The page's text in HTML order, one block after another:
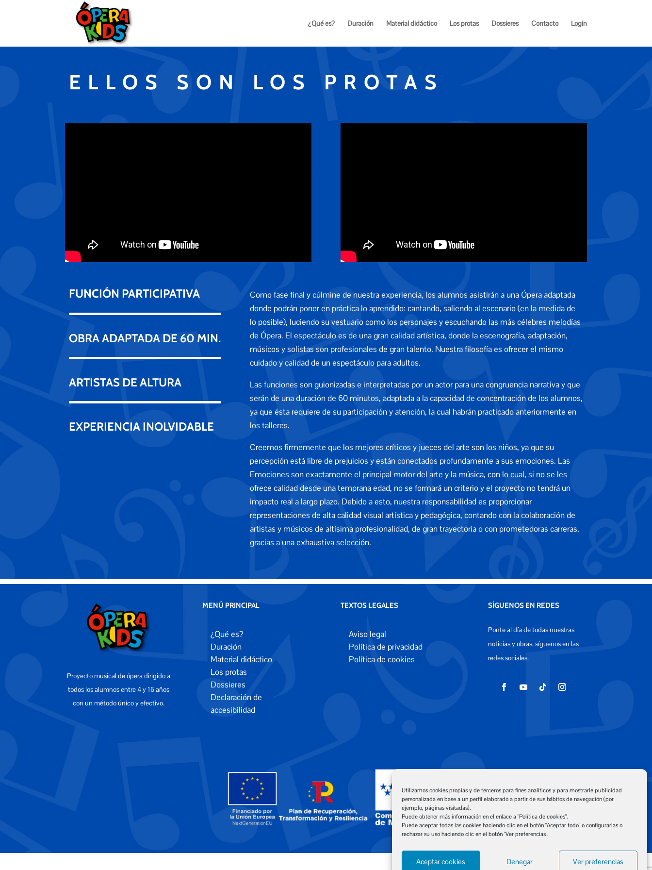
Utilizamos cookies propias y de terceros para fines analíticos y para mostrarle publicidad
personalizada en base a un perfil elaborado a partir de sus hábitos de navegación (por
ejemplo, páginas visitadas).
Puede obtener más información en el enlace a "Política de cookies".
Puede aceptar todas las cookies haciendo clic en el botón "Aceptar todo" o configurarlas o
rechazar su uso haciendo clic en el botón "Ver preferencias".
Aceptar cookies Denegar Ver preferencias
¿Qué es? Duración Material didáctico Los protas Dossieres Contacto Login
ELLOS SON LOS PROTAS
FUNCIÓN PARTICIPATIVA
OBRA ADAPTADA DE 60 MIN.
ARTISTAS DE ALTURA
EXPERIENCIA INOLVIDABLE
Como fase final y cúlmine de nuestra experiencia, los alumnos asistirán a una Ópera adaptada
donde podrán poner en práctica lo aprendido: cantando, saliendo al escenario (en la medida de
lo posible), luciendo su vestuario como los personajes y escuchando las más célebres melodías
de Ópera. El espectáculo es de una gran calidad artística, donde la escenografía, adaptación,
músicos y solistas son profesionales de gran talento. Nuestra filosofía es ofrecer el mismo
cuidado y calidad de un espectáculo para adultos.
Las funciones son guionizadas e interpretadas por un actor para una congruencia narrativa y que
serán de una duración de 60 minutos, adaptada a la capacidad de concentración de los alumnos,
ya que ésta requiere de su participación y atención, la cual habrán practicado anteriormente en
los talleres.
Creemos firmemente que los mejores críticos y jueces del arte son los niños, ya que su
percepción está libre de prejuicios y están conectados profundamente a sus emociones. Las
Emociones son exactamente el principal motor del arte y la música, con lo cual, si no se les
ofrece calidad desde una temprana edad, no se formará un criterio y el proyecto no tendrá un
impacto real a largo plazo. Debido a esto, nuestra responsabilidad es proporcionar
representaciones de alta calidad visual artística y pedagógica, contando con la colaboración de
artistas y músicos de altísima profesionalidad, de gran trayectoria o con prometedoras carreras,
gracias a una exhaustiva selección.
Proyecto musical de ópera dirigido a
todos los alumnos entre 4 y 16 años
con un método único y efectivo.
MENÚ PRINCIPAL
¿Qué es?
Duración
Material didáctico
Los protas
Dossieres
Declaración de
accesibilidad
TEXTOS LEGALES
Aviso legal
Política de privacidad
Política de cookies
SÍGUENOS EN REDES
Ponte al día de todas nuestras
noticias y obras, síguenos en las
redes sociales.